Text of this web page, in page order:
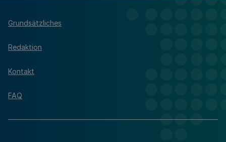
Grundsätzliches
Redaktion
Kontakt
FAQ